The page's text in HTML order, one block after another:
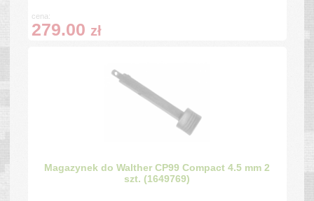
cena:
279.00 zł
Magazynek do Walther CP99 Compact 4.5 mm 2
szt. (1649769)